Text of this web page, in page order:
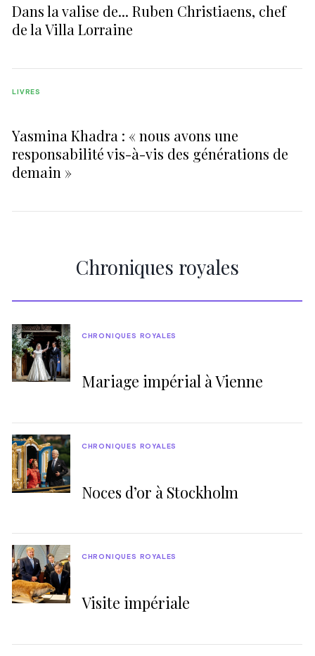
Dans la valise de... Ruben Christiaens, chef
de la Villa Lorraine
Yasmina Khadra : « nous avons une
responsabilité vis-à-vis des générations de
demain »
LIVRES
Chroniques royales
Mariage impérial à Vienne
CHRONIQUES ROYALES
Noces d’or à Stockholm
CHRONIQUES ROYALES
Visite impériale
CHRONIQUES ROYALES